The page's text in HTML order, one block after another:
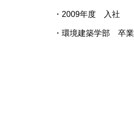
・2009年度 入社
・環境建築学部 卒業